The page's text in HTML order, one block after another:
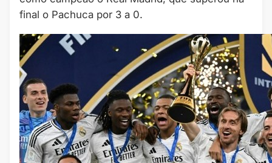
final o Pachuca por 3 a 0.